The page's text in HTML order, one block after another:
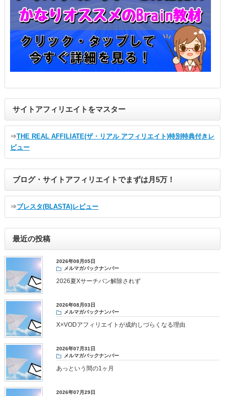
サイトアフィリエイトをマスター
⇒THE REAL AFFILIATE(ザ・リアル アフィリエイト)特別特典付きレ
ビュー
ブログ・サイトアフィリエイトでまずは月5万！
⇒ブレスタ(BLASTA)レビュー
最近の投稿
2026年08月05日
メルマガバックナンバー
2026夏Xサーチバン解除されず
2026年08月03日
メルマガバックナンバー
X×VODアフィリエイトが成約しづらくなる理由
2026年07月31日
メルマガバックナンバー
あっという間の1ヶ月
2026年07月29日